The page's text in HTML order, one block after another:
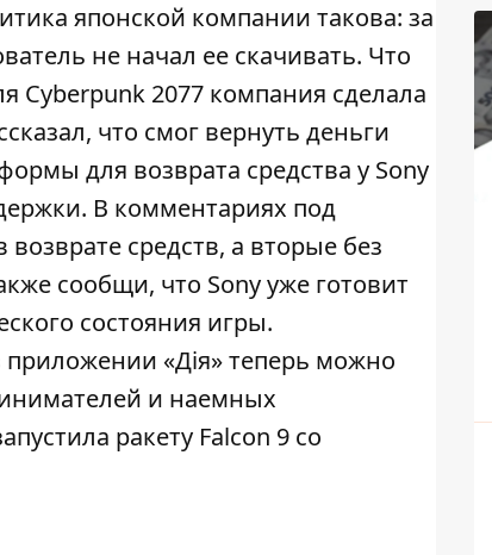
японской компании такова: за
не начал ее скачивать. Что
Cyberpunk 2077 компания сделала
что смог вернуть деньги
для возврата средства у Sony
В комментариях под
средств, а вторые без
сообщи, что Sony уже готовит
состояния игры.
приложении «Дія» теперь можно
и наемных
ракету Falcon 9 со